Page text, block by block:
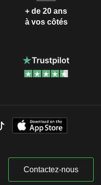
+ de 20 ans
à vos côtés
Contactez-nous